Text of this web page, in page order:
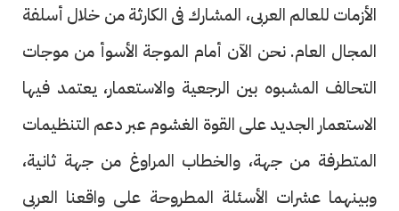
الأزمات للعالم العربى، المشارك فى الكارثة من خلال أسلفة
المجال العام. نحن الآن أمام الموجة الأسوأ من موجات
التحالف المشبوه بين الرجعية والاستعمار، يعتمد فيها
الاستعمار الجديد على القوة الغشوم عبر دعم التنظيمات
المتطرفة من جهة، والخطاب المراوغ من جهة ثانية،
وبينهما عشرات الأسئلة المطروحة على واقعنا العربى